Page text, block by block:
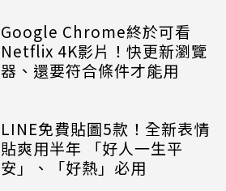
Google Chrome終於可看
Netflix 4K影片！快更新瀏覽
器、還要符合條件才能用
LINE免費貼圖5款！全新表情
貼爽用半年 「好人一生平
安」、「好熱」必用